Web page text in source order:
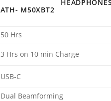
ATH- M50XBT2
50 Hrs
3 Hrs on 10 min Charge
USB-C
Dual Beamforming